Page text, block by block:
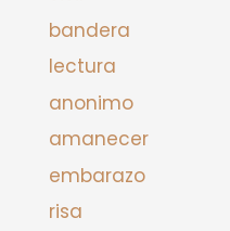
bandera
lectura
anonimo
amanecer
embarazo
risa